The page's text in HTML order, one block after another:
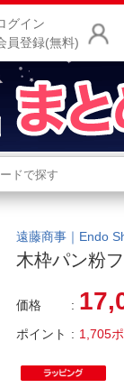
グイン
員登録(無料)
遠藤商事｜Endo
木枠パン粉
価格
ポイント
1,705